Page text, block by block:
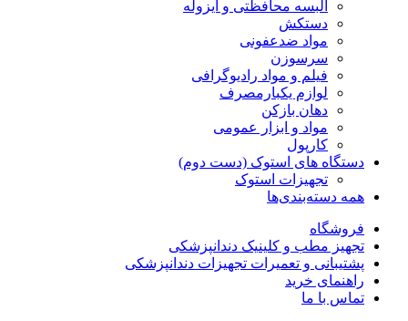
البسه محافظتی و ایزوله
دستکش
مواد ضدعفونی
سرسوزن
فیلم و مواد رادیوگرافی
لوازم یکبارمصرف
دهان بازکن
مواد و ابزار عمومی
کارپول
دستگاه های استوک (دست دوم)
تجهیزات استوک
همه دسته‌بندی‌ها
فروشگاه
تجهیز مطب و کلینیک دندانپزشکی
پشتیبانی و تعمیرات تجهیزات دندانپزشکی
راهنمای خرید
تماس با ما